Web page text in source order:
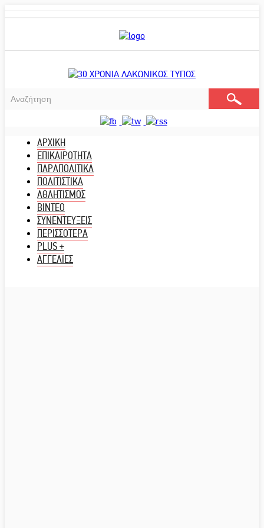
ΑΡΧΙΚΗ
ΕΠΙΚΑΙΡΟΤΗΤΑ
ΠΑΡΑΠΟΛΙΤΙΚΑ
ΠΟΛΙΤΙΣΤΙΚΑ
ΑΘΛΗΤΙΣΜΟΣ
ΒΙΝΤΕΟ
ΣΥΝΕΝΤΕΥΞΕΙΣ
ΠΕΡΙΣΣΟΤΕΡΑ
PLUS +
ΑΓΓΕΛΙΕΣ